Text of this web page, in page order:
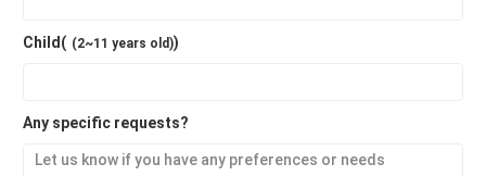
Child( (2~11 years old))
Any specific requests?